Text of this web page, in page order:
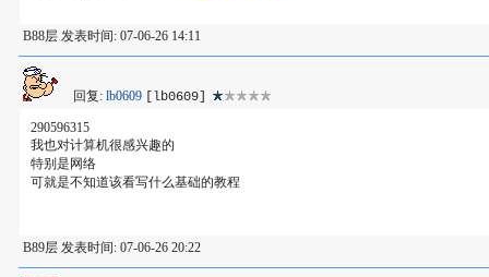
B88层 发表时间: 07-06-26 14:11
回复: lb0609
[lb0609]
290596315
我也对计算机很感兴趣的
特别是网络
可就是不知道该看写什么基础的教程
B89层 发表时间: 07-06-26 20:22